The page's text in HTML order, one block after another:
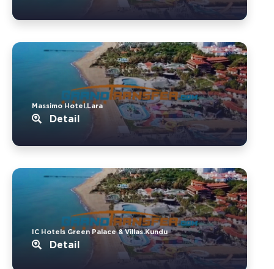
Massimo Hotel.Lara
Detail
IC Hotels Green Palace & Villas.Kundu
Detail